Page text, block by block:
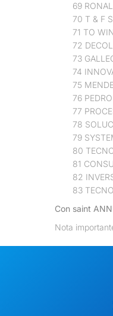
69
70 T & F
71 TO
72
73
74
75
76
77
78
79
80
81
82
83
Con saint
Nota